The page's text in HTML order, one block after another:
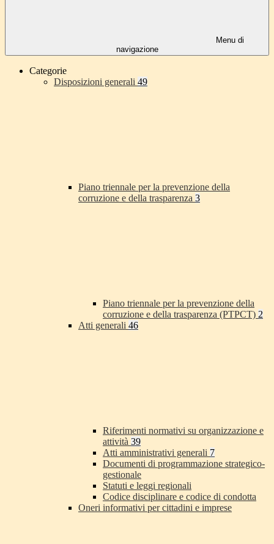
Menu di
navigazione
Categorie
Disposizioni generali 49
Piano triennale per la prevenzione della
corruzione e della trasparenza 3
Piano triennale per la prevenzione della
corruzione e della trasparenza (PTPCT) 2
Atti generali 46
Riferimenti normativi su organizzazione e
attività 39
Atti amministrativi generali 7
Documenti di programmazione strategico-
gestionale
Statuti e leggi regionali
Codice disciplinare e codice di condotta
Oneri informativi per cittadini e imprese